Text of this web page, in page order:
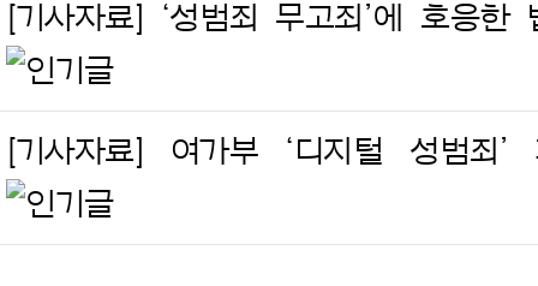
[기사자료] ‘성범죄 무고죄’에 호응
[기사자료] 여가부 ‘디지털 성범죄